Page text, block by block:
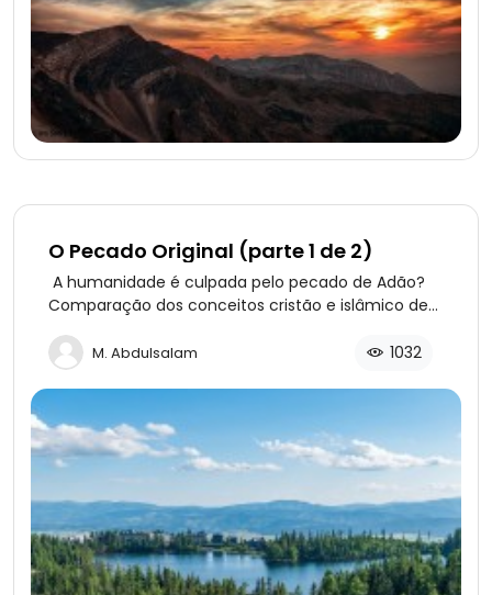
O Pecado Original (parte 1 de 2)
A humanidade é culpada pelo pecado de Adão?
Comparação dos conceitos cristão e islâmico de
M. Abdulsalam 1032